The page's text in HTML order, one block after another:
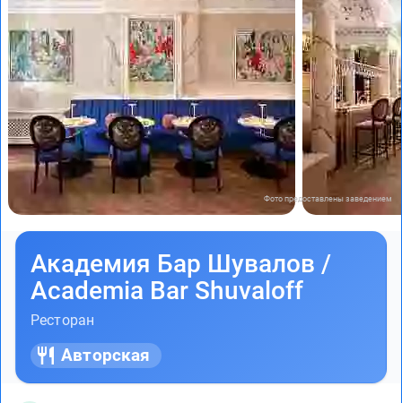
Фото предоставлены заведением
Академия Бар Шувалов /
Academia Bar Shuvaloff
Ресторан
Авторская